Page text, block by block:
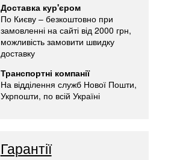
Доставка кур'єром
По Києву – безкоштовно при
замовленні на сайті від 2000 грн,
можливість замовити швидку
доставку
Транспортні компанії
На відділення служб Нової Пошти,
Укрпошти, по всій Україні
Гарантії